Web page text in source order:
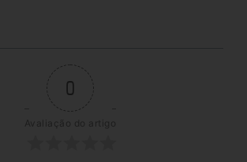
0
Avaliação do artigo